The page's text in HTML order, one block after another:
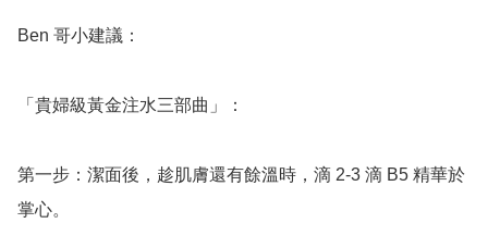
Ben 哥小建議：
「貴婦級黃金注水三部曲」：
第一步：潔面後，趁肌膚還有餘溫時，滴 2-3 滴 B5 精華於
掌心。